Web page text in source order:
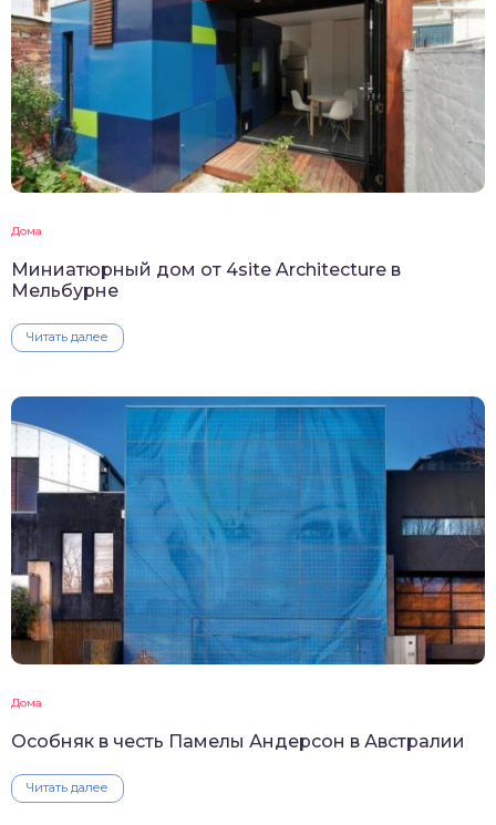
Дома
Миниатюрный дом от 4site Architecture в
Мельбурне
Читать далее
Дома
Особняк в честь Памелы Андерсон в Австралии
Читать далее